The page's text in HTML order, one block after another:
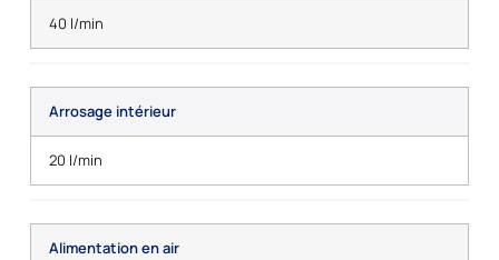
40 l/min
Arrosage intérieur
20 l/min
Alimentation en air